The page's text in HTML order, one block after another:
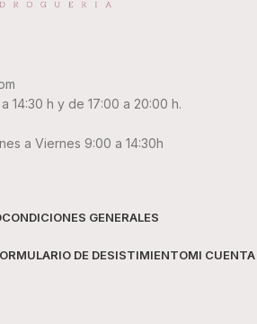
14:30 h y de 17:00 a 20:00 h.
a Viernes 9:00 a 14:30h
CONDICIONES GENERALES
DE DESISTIMIENTOMI CUENTA